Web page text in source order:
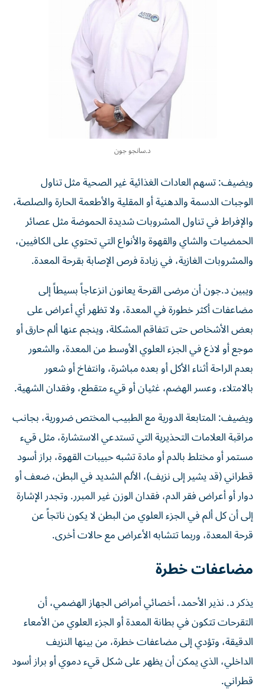
د.سانجو جون
ويضيف: تسهم العادات الغذائية غير الصحية مثل تناول
الوجبات الدسمة والدهنية أو المقلية والأطعمة الحارة والصلصة،
والإفراط في تناول المشروبات شديدة الحموضة مثل عصائر
الحمضيات والشاي والقهوة والأنواع التي تحتوي على الكافيين،
والمشروبات الغازية، في زيادة فرص الإصابة بقرحة المعدة.
ويبين د.جون أن مرضى القرحة يعانون انزعاجاً بسيطاً إلى
مضاعفات أكثر خطورة في المعدة، ولا تظهر أي أعراض على
بعض الأشخاص حتى تتفاقم المشكلة، وينجم عنها ألم حارق أو
موجع أو لاذع في الجزء العلوي الأوسط من المعدة، والشعور
بعدم الراحة أثناء الأكل أو بعده مباشرة، وانتفاخ أو شعور
بالامتلاء، وعسر الهضم، غثيان أو قيء متقطع، وفقدان الشهية.
ويضيف: المتابعة الدورية مع الطبيب المختص ضرورية، بجانب
مراقبة العلامات التحذيرية التي تستدعي الاستشارة، مثل قيء
مستمر أو مختلط بالدم أو مادة تشبه حبيبات القهوة، براز أسود
قطراني (قد يشير إلى نزيف)، الألم الشديد في البطن، ضعف أو
دوار أو أعراض فقر الدم، فقدان الوزن غير المبرر. وتجدر الإشارة
إلى أن كل ألم في الجزء العلوي من البطن لا يكون ناتجاً عن
قرحة المعدة، وربما تتشابه الأعراض مع حالات أخرى.
مضاعفات خطرة
يذكر د. نذير الأحمد، أخصائي أمراض الجهاز الهضمي، أن
التقرحات تتكون في بطانة المعدة أو الجزء العلوي من الأمعاء
الدقيقة، وتؤدي إلى مضاعفات خطرة، من بينها النزيف
الداخلي، الذي يمكن أن يظهر على شكل قيء دموي أو براز أسود
قطراني.